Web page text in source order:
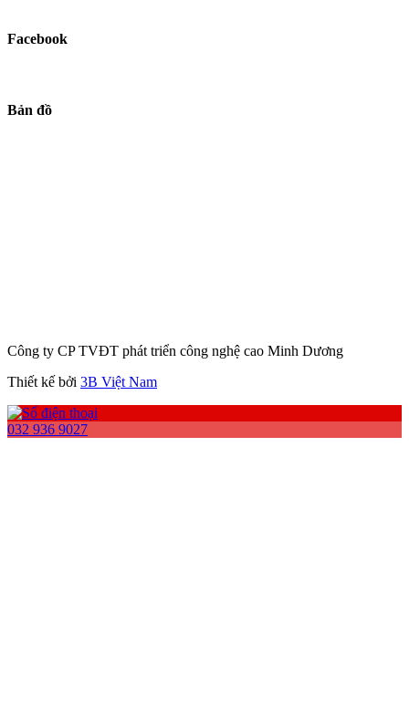
Facebook
Bản đồ
Công ty CP TVĐT phát triển công nghệ cao Minh Dương
Thiết kế bởi 3B Việt Nam
032 936 9027